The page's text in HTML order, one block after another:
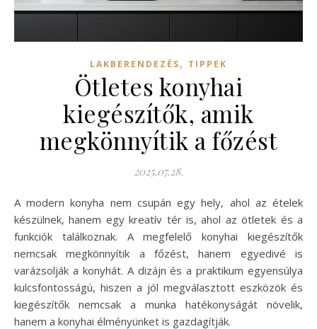
LAKBERENDEZÉS, TIPPEK
Ötletes konyhai
kiegészítők, amik
megkönnyítik a főzést
2025.07.28.
A modern konyha nem csupán egy hely, ahol az ételek
készülnek, hanem egy kreatív tér is, ahol az ötletek és a
funkciók találkoznak. A megfelelő konyhai kiegészítők
nemcsak megkönnyítik a főzést, hanem egyedivé is
varázsolják a konyhát. A dizájn és a praktikum egyensúlya
kulcsfontosságú, hiszen a jól megválasztott eszközök és
kiegészítők nemcsak a munka hatékonyságát növelik,
hanem a konyhai élményünket is gazdagítják.